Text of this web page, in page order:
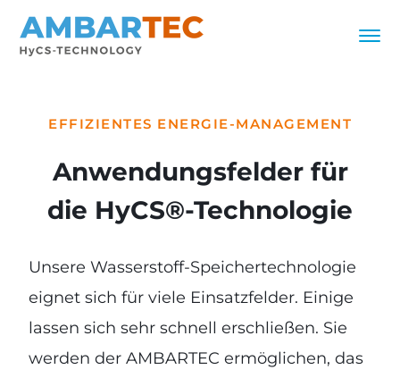
EFFIZIENTES ENERGIE-MANAGEMENT
Anwendungsfelder für
die HyCS®-Technologie
Unsere Wasserstoff-Speichertechnologie
eignet sich für viele Einsatzfelder. Einige
lassen sich sehr schnell erschließen. Sie
werden der AMBARTEC ermöglichen, das